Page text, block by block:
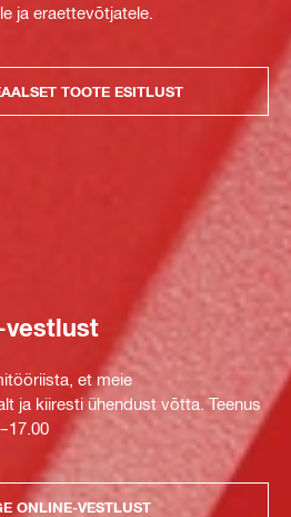
ja eraettevõtjatele.
TOOTE ESITLUST
vestlust
et meie
ja kiiresti ühendust võtta. Teenus
ONLINE-VESTLUST